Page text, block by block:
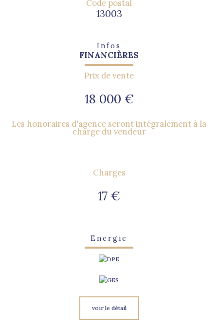
Code postal
13003
Infos
FINANCIÈRES
Prix de vente
18 000 €
Les honoraires d'agence seront intégralement à la
charge du vendeur
Charges
17 €
Energie
voir le détail